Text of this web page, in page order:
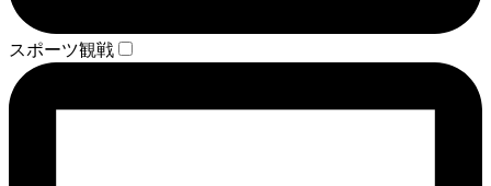
スポーツ観戦